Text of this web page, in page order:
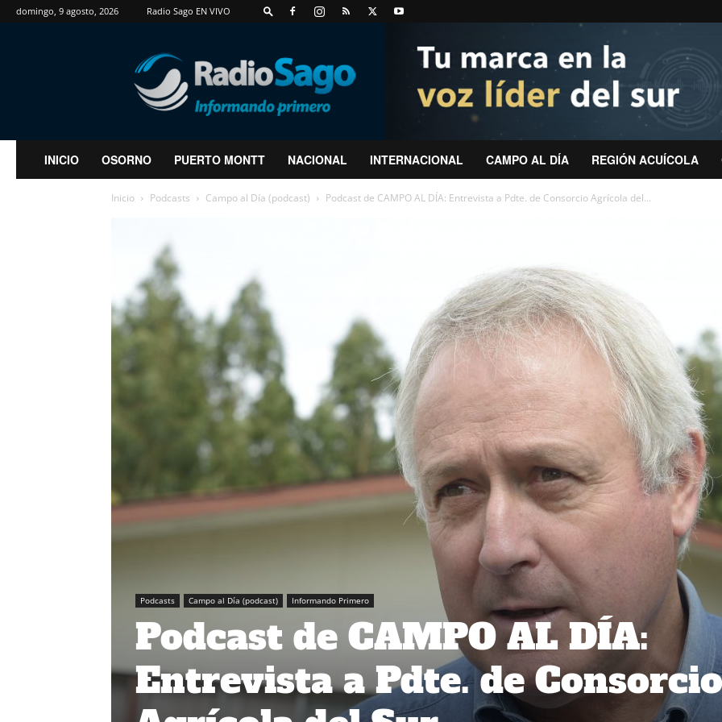
domingo, 9 agosto, 2026 Radio Sago EN VIVO
RadioSago
INICIO OSORNO PUERTO MONTT NACIONAL INTERNACIONAL CAMPO AL DÍA REGIÓN ACUÍCOLA
Inicio Podcasts Campo al Día (podcast) Podcast de CAMPO AL DÍA: Entrevista a Pdte. de Consorcio Agrícola del...
Podcasts Campo al Día (podcast) Informando Primero
Podcast de CAMPO AL DÍA:
Entrevista a Pdte. de Consorcio